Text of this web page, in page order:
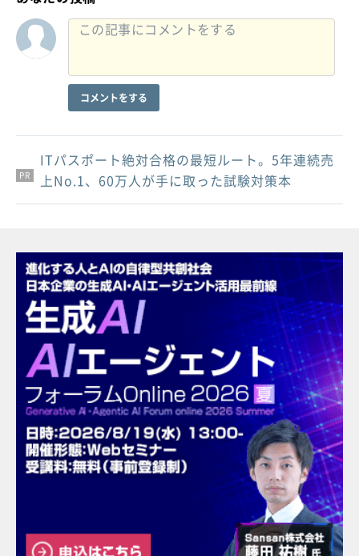
コメントをする
PR
PR
PR
ITパスポート絶対合格の最短ルート。5年連続売
上No.1、60万人が手に取った試験対策本